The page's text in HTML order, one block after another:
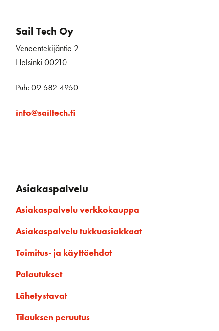
Sail Tech Oy
Veneentekijäntie 2
Helsinki 00210
Puh: 09 682 4950
info@sailtech.fi
Asiakaspalvelu
Asiakaspalvelu verkkokauppa
Asiakaspalvelu tukkuasiakkaat
Toimitus- ja käyttöehdot
Palautukset
Lähetystavat
Tilauksen peruutus